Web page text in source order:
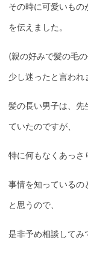
その時に可愛いもの
を伝えました。
(親の好みで髪の毛
少し迷ったと言われ
髪の長い男子は、先
ていたのですが、
特に何もなくあっさ
事情を知っているの
と思うので、
是非予め相談してみ